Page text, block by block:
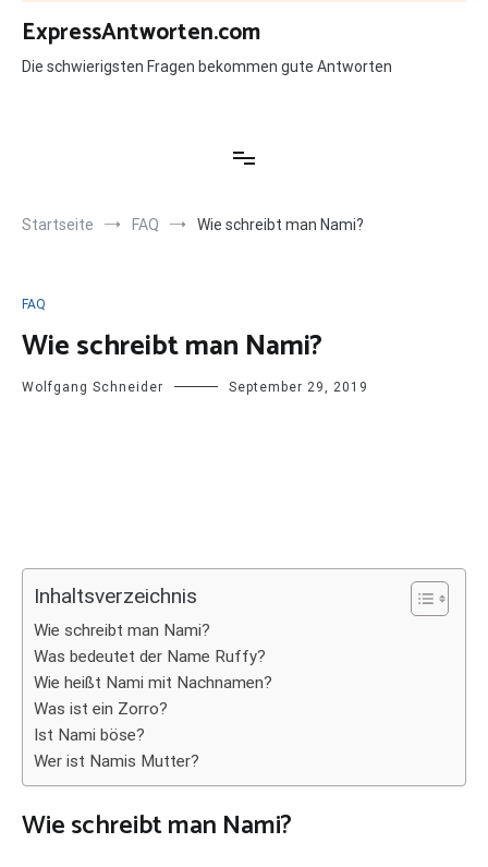
Zum
Inhalt
springen
ExpressAntworten.com
Die schwierigsten Fragen bekommen gute Antworten
Startseite FAQ Wie schreibt man Nami?
FAQ
Wie schreibt man Nami?
Wolfgang Schneider September 29, 2019
Inhaltsverzeichnis
Wie schreibt man Nami?
Was bedeutet der Name Ruffy?
Wie heißt Nami mit Nachnamen?
Was ist ein Zorro?
Ist Nami böse?
Wer ist Namis Mutter?
Wie schreibt man Nami?